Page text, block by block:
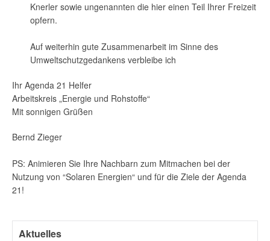
Knerler sowie ungenannten die hier einen Teil Ihrer Freizeit
opfern.
Auf weiterhin gute Zusammenarbeit im Sinne des
Umweltschutzgedankens verbleibe ich
Ihr Agenda 21 Helfer
Arbeitskreis „Energie und Rohstoffe“
Mit sonnigen Grüßen
Bernd Zieger
PS: Animieren Sie Ihre Nachbarn zum Mitmachen bei der
Nutzung von “Solaren Energien“ und für die Ziele der Agenda
21!
Aktuelles